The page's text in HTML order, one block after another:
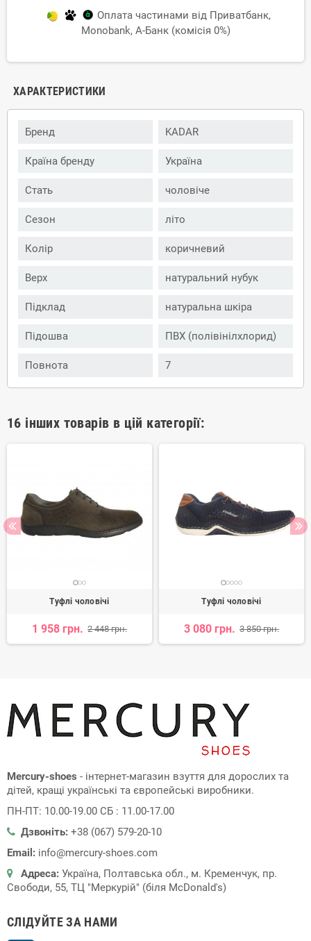
Оплата частинами від Приватбанк,
Monobank, А-Банк (комісія 0%)
ХАРАКТЕРИСТИКИ
Бренд KADAR
Країна бренду Україна
Стать чоловіче
Сезон літо
Колір коричневий
Верх натуральний нубук
Підклад натуральна шкіра
Підошва ПВХ (полівінілхлорид)
Повнота 7
16 інших товарів в цій категорії:
Туфлі чоловічі
1 958 грн. 2 448 грн.
Туфлі чоловічі
3 080 грн. 3 850 грн.
Mercury-shoes - інтернет-магазин взуття для дорослих та
дітей, кращі українські та європейські виробники.
ПН-ПТ: 10.00-19.00 СБ : 11.00-17.00
Дзвоніть: +38 (067) 579-20-10
Email: info@mercury-shoes.com
Адреса: Україна, Полтавська обл., м. Кременчук, пр.
Свободи, 55, ТЦ "Меркурій" (біля McDonald's)
СЛІДУЙТЕ ЗА НАМИ